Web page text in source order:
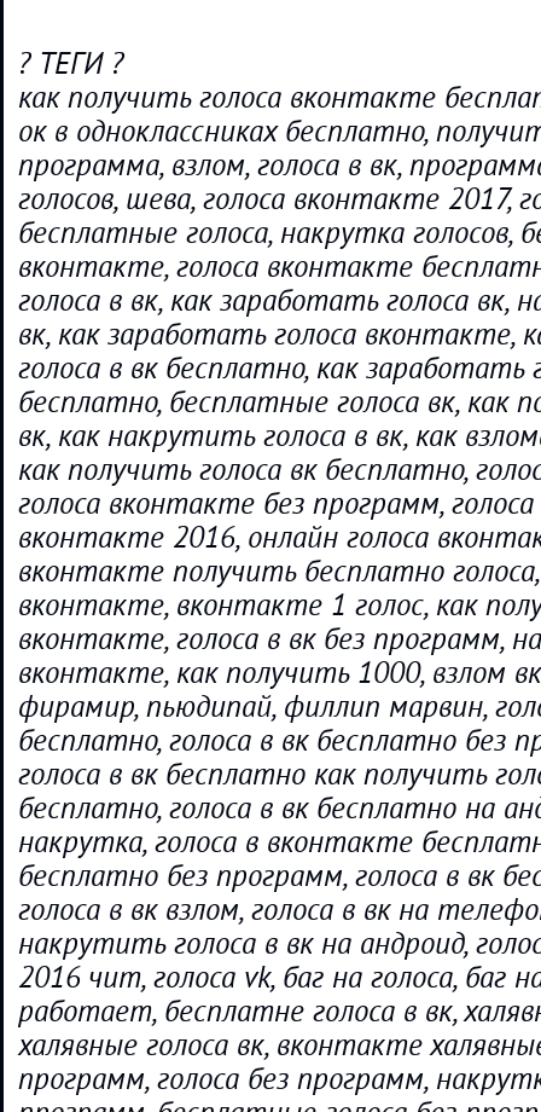
? ТЕГИ ?
как получить голоса вконтакте
ок в одноклассниках бесплатно,
программа, взлом, голоса в вк,
голосов, шева, голоса вконтакте 2017,
бесплатные голоса, накрутка голосов,
вконтакте, голоса вконтакте
голоса в вк, как заработать голоса вк,
вк, как заработать голоса вконтакте,
голоса в вк бесплатно, как заработать
бесплатно, бесплатные голоса вк, как
вк, как накрутить голоса в вк, как
как получить голоса вк бесплатно,
голоса вконтакте без программ, голоса
вконтакте 2016, онлайн голоса
вконтакте получить бесплатно
вконтакте, вконтакте 1 голос, как
вконтакте, голоса в вк без программ,
вконтакте, как получить 1000, взлом
фирамир, пьюдипай, филлип марвин,
бесплатно, голоса в вк бесплатно без
голоса в вк бесплатно как получить
бесплатно, голоса в вк бесплатно на
накрутка, голоса в вконтакте
бесплатно без программ, голоса в вк
голоса в вк взлом, голоса в вк на
накрутить голоса в вк на андроид,
2016 чит, голоса vk, баг на голоса, баг
работает, бесплатне голоса в вк,
халявные голоса вк, вконтакте
программ, голоса без программ,